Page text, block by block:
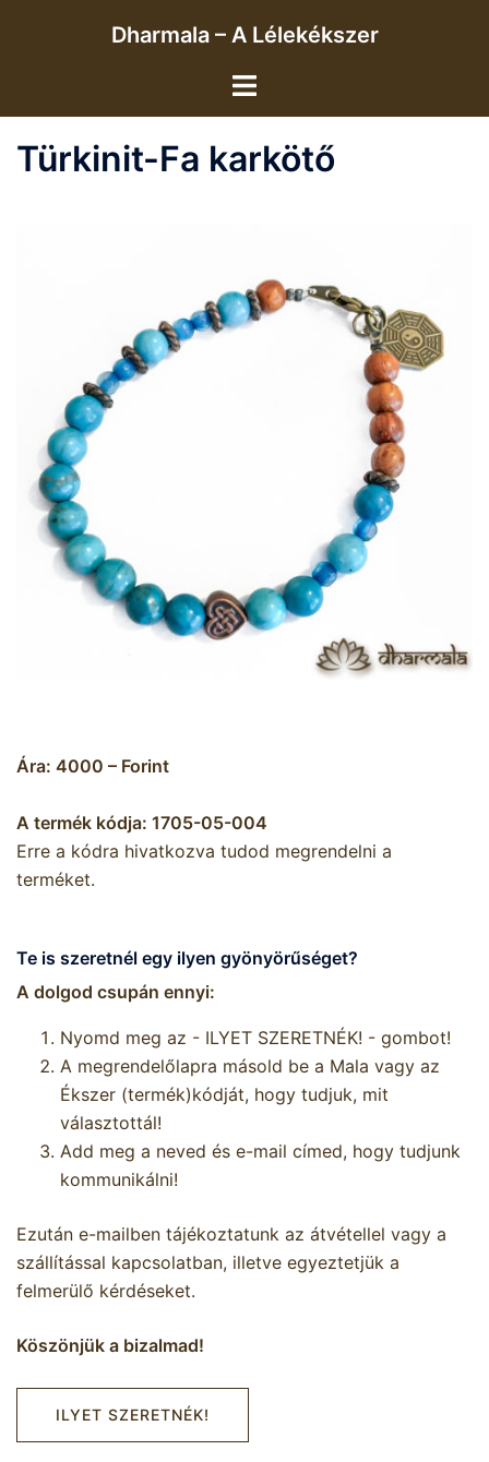
Dharmala – A Lélekékszer
Toggle
Türkinit-Fa karkötő
Ára: 4000 – Forint
A termék kódja: 1705-05-004
Erre a kódra hivatkozva tudod megrendelni a
terméket.
Te is szeretnél egy ilyen gyönyörűséget?
A dolgod csupán ennyi:
Nyomd meg az - ILYET SZERETNÉK! - gombot!
A megrendelőlapra másold be a Mala vagy az
Ékszer (termék)kódját, hogy tudjuk, mit
választottál!
Add meg a neved és e-mail címed, hogy tudjunk
kommunikálni!
Ezután e-mailben tájékoztatunk az átvétellel vagy a
szállítással kapcsolatban, illetve egyeztetjük a
felmerülő kérdéseket.
Köszönjük a bizalmad!
ILYET SZERETNÉK!